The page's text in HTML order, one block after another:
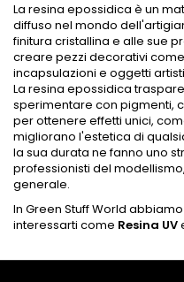
La resina epossidica è un
diffuso nel mondo
finitura cristallina e alle sue
creare pezzi decorativi
incapsulazioni e oggetti
La resina epossidica
sperimentare con pigmenti,
per ottenere effetti unici,
migliorano l'estetica di
la sua durata ne fanno uno
professionisti del
generale.
In Green Stuff World
interessarti come Resina UV